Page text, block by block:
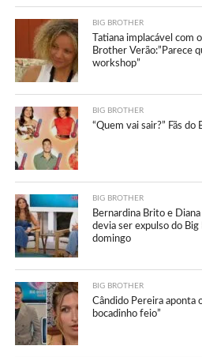
BIG BROTHER
Tatiana implacável com
Brother Verão:”Parece
workshop”
BIG BROTHER
“Quem vai sair?” Fãs
BIG BROTHER
Bernardina Brito e
devia ser expulso do
domingo
BIG BROTHER
Cândido Pereira aponta
bocadinho feio”